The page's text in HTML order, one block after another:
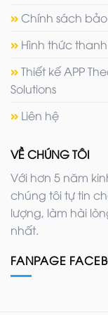
Chính sách
Hình thức
Thiết kế APP
Solutions
Liên hệ
VỀ CHÚNG TÔI
Với hơn 5 năm
chúng tôi tự tin
lượng, làm hài
nhất.
FANPAGE